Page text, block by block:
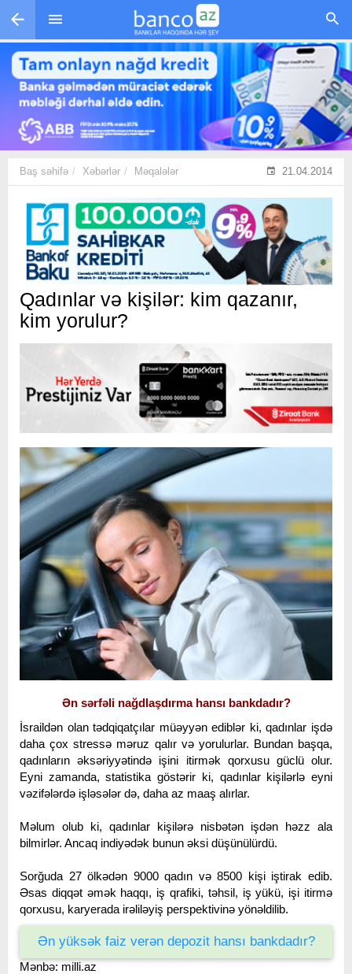
Skip to main content
Baş səhifə Xəbərlər Məqalələr 21.04.2014
Qadınlar və kişilər: kim qazanır,
kim yorulur?
Ən sərfəli nağdlaşdırma hansı bankdadır?
İsraildən olan tədqiqatçılar müəyyən ediblər ki, qadınlar işdə
daha çox stressə məruz qalır və yorulurlar. Bundan başqa,
qadınların əksəriyyətində işini itirmək qorxusu güclü olur.
Eyni zamanda, statistika göstərir ki, qadınlar kişilərlə eyni
vəzifələrdə işləsələr də, daha az maaş alırlar.
Məlum olub ki, qadınlar kişilərə nisbətən işdən həzz ala
bilmirlər. Ancaq indiyədək bunun əksi düşünülürdü.
Sorğuda 27 ölkədən 9000 qadın və 8500 kişi iştirak edib.
Əsas diqqət əmək haqqı, iş qrafiki, təhsil, iş yükü, işi itirmə
qorxusu, karyerada irəliləyiş perspektivinə yönəldilib.
Ən yüksək faiz verən depozit hansı bankdadır?
Mənbə: milli.az